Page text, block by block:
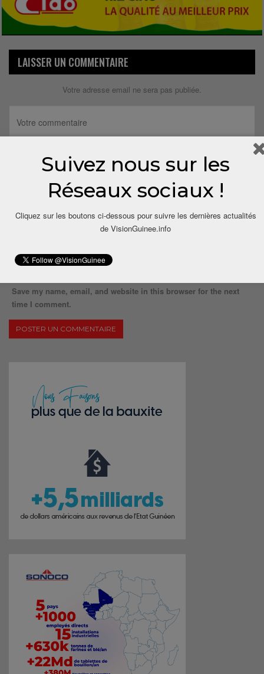
LAISSER UN COMMENTAIRE
Votre adresse email ne sera pas publiée.
Save my name, email, and website in this browser for the next
time I comment.
Suivez nous sur les
Réseaux sociaux !
Cliquez sur les boutons ci-dessous pour suivre les dernières actualités
de VisionGuinee.info